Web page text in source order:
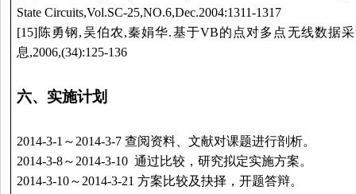
State Circuits,Vol.SC-25,NO.6,Dec.2004:1311-1317
[15]陈勇钢,吴伯农,秦娟华.基于VB的点对多点无线数据
息,2006,(34):125-136
六、 实施计划
2014-3-1 ～ 2014-3-7 查阅资料、文献对课题进行剖析。
2014-3-8～ 2014-3-10 通过比较，研究拟定实施方案。
2014-3-10～ 2014-3-21 方案比较及抉择，开题答辩。